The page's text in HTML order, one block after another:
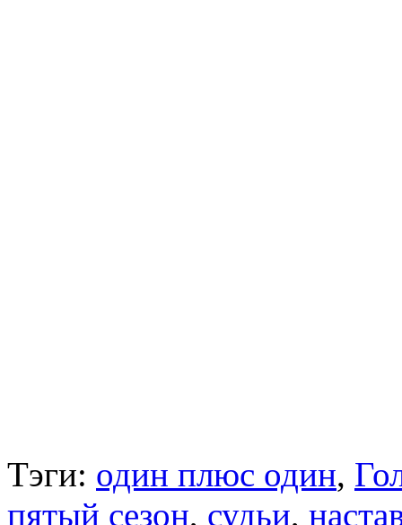
Тэги: один плюс один,
пятый сезон, судьи,